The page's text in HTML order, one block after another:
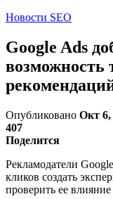
Новости SEO
Google Ads
возможность
Опубликовано Окт 6,
407
Поделится
Рекламодатели
кликов создать
проверить ее